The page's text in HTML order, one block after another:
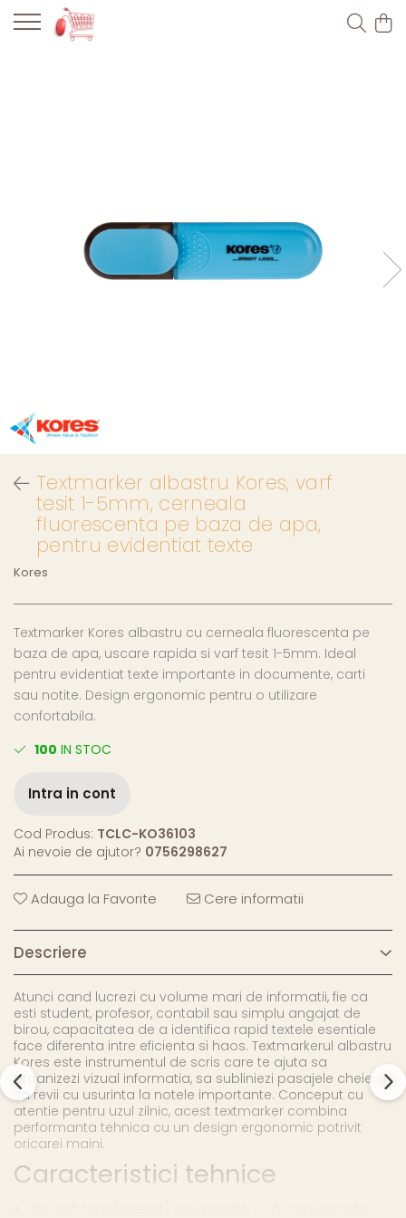
Textmarker albastru Kores, varf
tesit 1-5mm, cerneala
fluorescenta pe baza de apa,
pentru evidentiat texte
Kores
Textmarker Kores albastru cu cerneala fluorescenta pe
baza de apa, uscare rapida si varf tesit 1-5mm. Ideal
pentru evidentiat texte importante in documente, carti
sau notite. Design ergonomic pentru o utilizare
confortabila.
100 IN STOC
Intra in cont
Cod Produs: TCLC-KO36103
Ai nevoie de ajutor? 0756298627
Adauga la Favorite Cere informatii
Descriere
Atunci cand lucrezi cu volume mari de informatii, fie ca
esti student, profesor, contabil sau simplu angajat de
birou, capacitatea de a identifica rapid textele esentiale
face diferenta intre eficienta si haos. Textmarkerul albastru
Kores este instrumentul de scris care te ajuta sa
organizezi vizual informatia, sa subliniezi pasajele cheie si
sa revii cu usurinta la notele importante. Conceput cu
atentie pentru uzul zilnic, acest textmarker combina
performanta tehnica cu un design ergonomic potrivit
oricarei maini.
Caracteristici tehnice